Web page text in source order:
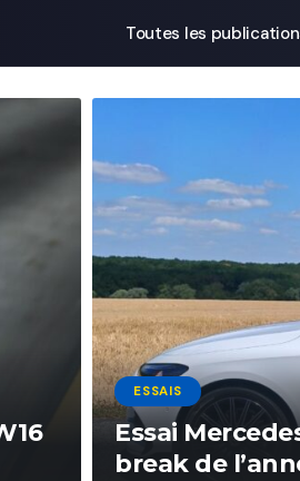
Toutes les
ESSAIS
Essai
break de